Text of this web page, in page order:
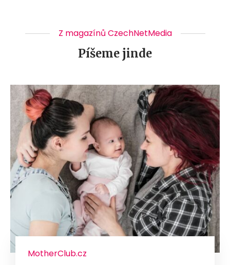
Z magazínů CzechNetMedia
Píšeme jinde
MotherClub.cz